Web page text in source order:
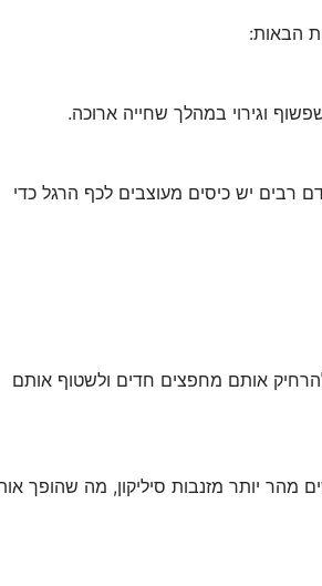
הבאות:
וגירוי במהלך שחייה ארוכה.
רבים יש כיסים מעוצבים לכף הרגל כדי
אותם מחפצים חדים ולשטוף אותם
מהר יותר מזנבות סיליקון, מה שהופך